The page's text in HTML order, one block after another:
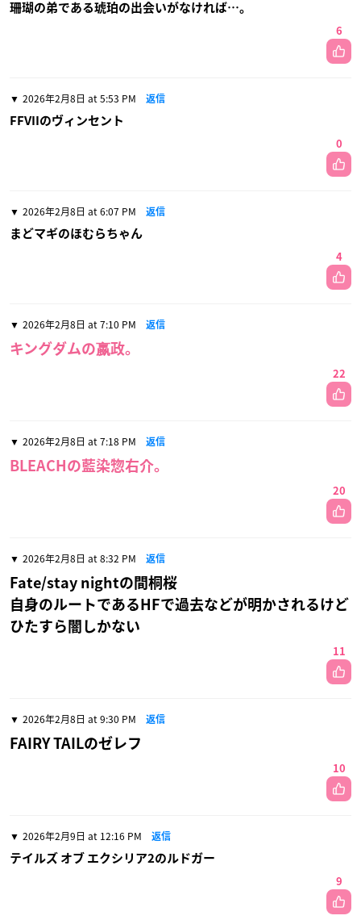
珊瑚の弟である琥珀の出会いがなければ…。
6
2026年2月8日 at 5:53 PM 返信
FFVIIのヴィンセント
0
2026年2月8日 at 6:07 PM 返信
まどマギのほむらちゃん
4
2026年2月8日 at 7:10 PM 返信
キングダムの嬴政。
22
2026年2月8日 at 7:18 PM 返信
BLEACHの藍染惣右介。
20
2026年2月8日 at 8:32 PM 返信
Fate/stay nightの間桐桜
自身のルートであるHFで過去などが明かされるけど
ひたすら闇しかない
11
2026年2月8日 at 9:30 PM 返信
FAIRY TAILのゼレフ
10
2026年2月9日 at 12:16 PM 返信
テイルズ オブ エクシリア2のルドガー
9